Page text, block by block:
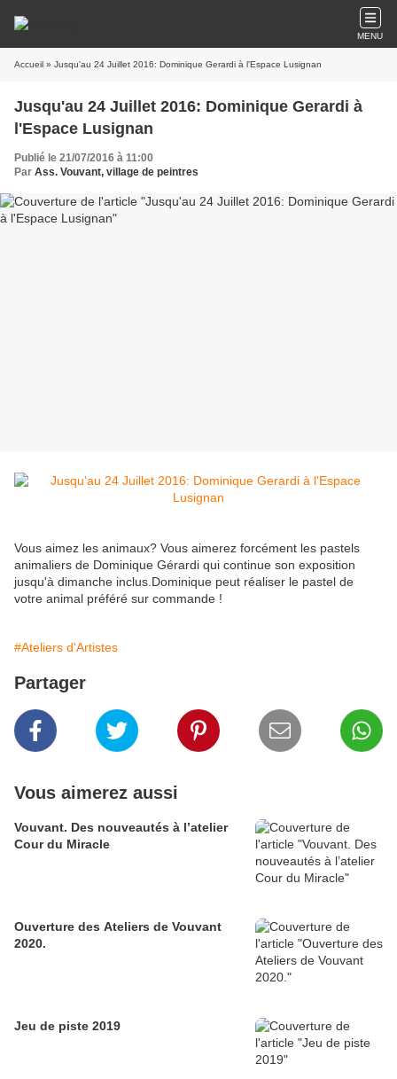
MENU
Accueil » Jusqu'au 24 Juillet 2016: Dominique Gerardi à l'Espace Lusignan
Jusqu'au 24 Juillet 2016: Dominique Gerardi à
l'Espace Lusignan
Publié le 21/07/2016 à 11:00
Par Ass. Vouvant, village de peintres
Vous aimez les animaux? Vous aimerez forcément les pastels
animaliers de Dominique Gérardi qui continue son exposition
jusqu'à dimanche inclus.Dominique peut réaliser le pastel de
votre animal préféré sur commande !
#Ateliers d'Artistes
Partager
Vous aimerez aussi
Vouvant. Des nouveautés à l’atelier
Cour du Miracle
Ouverture des Ateliers de Vouvant
2020.
Jeu de piste 2019